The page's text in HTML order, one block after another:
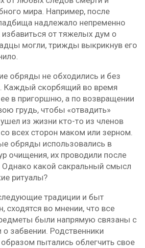
мира. Например, после
надлежало непременно
избавиться от тяжелых дум о
могли, трижды выкрикнув его
обряды не обходились и без
Каждый скорбящий во время
в пригоршню, а по возвращении
грудь, чтобы «отвадить»
из жизни кто-то из членов
всех сторон маком или зерном.
обряды использовались в
очищения, их проводили после
какой сакральный смысл
ритуалы?
традиции и быт
сходятся во мнении, что все
были напрямую связаны с
забвении. Родственники
пытались облегчить свое